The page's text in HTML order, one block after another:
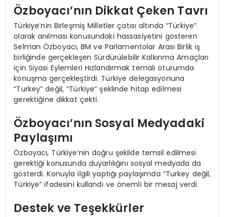
Özboyacı’nın Dikkat Çeken Tavrı
Türkiye’nin Birleşmiş Milletler çatısı altında “Türkiye”
olarak anılması konusundaki hassasiyetini gösteren
Selman Özboyacı, BM ve Parlamentolar Arası Birlik iş
birliğinde gerçekleşen Sürdürülebilir Kalkınma Amaçları
için Siyasi Eylemleri Hızlandırmak temalı oturumda
konuşma gerçekleştirdi. Türkiye delegasyonuna
“Turkey” değil, “Türkiye” şeklinde hitap edilmesi
gerektiğine dikkat çekti.
Özboyacı’nın Sosyal Medyadaki
Paylaşımı
Özboyacı, Türkiye’nin doğru şekilde temsil edilmesi
gerektiği konusunda duyarlılığını sosyal medyada da
gösterdi. Konuyla ilgili yaptığı paylaşımda “Turkey değil,
Türkiye” ifadesini kullandı ve önemli bir mesaj verdi.
Destek ve Teşekkürler